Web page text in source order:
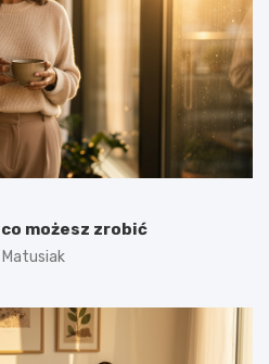
możesz zrobić